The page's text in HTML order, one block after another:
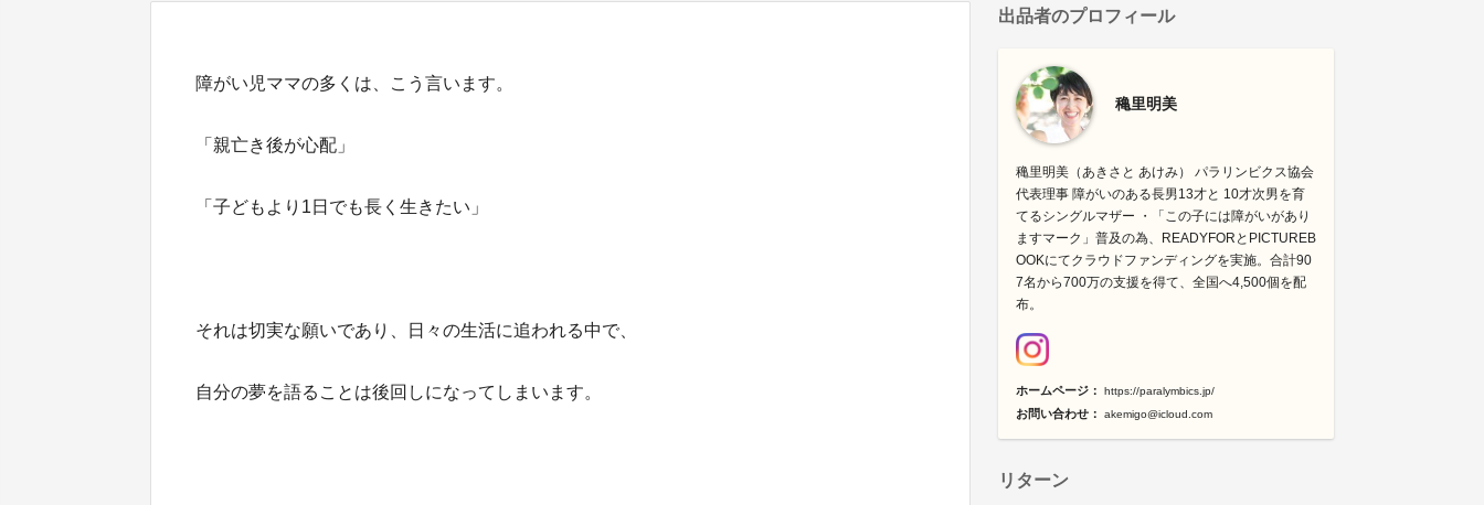
障がい児ママの多くは、こう言います。
「親亡き後が心配」
「子どもより1日でも長く生きたい」
それは切実な願いであり、日々の生活に追われる中で、
自分の夢を語ることは後回しになってしまいます。
出品者のプロフィール
穐里明美
穐里明美（あきさと あけみ） パラリンビクス協会
代表理事 障がいのある長男13才と 10才次男を育
てるシングルマザー ・「この子には障がいがあり
ますマーク」普及の為、READYFORとPICTUREB
OOKにてクラウドファンディングを実施。合計90
7名から700万の支援を得て、全国へ4,500個を配
布。
ホームページ： https://paralymbics.jp/
お問い合わせ： akemigo@icloud.com
リターン